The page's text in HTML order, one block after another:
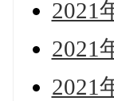
2021
2021
2021